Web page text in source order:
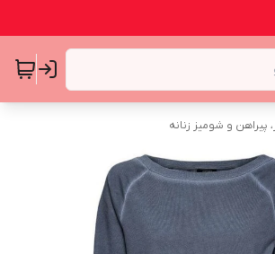
پیراهن و شومیز زنانه